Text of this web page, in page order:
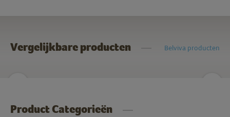
Vergelijkbare producten Belviva producten
Product Categorieën